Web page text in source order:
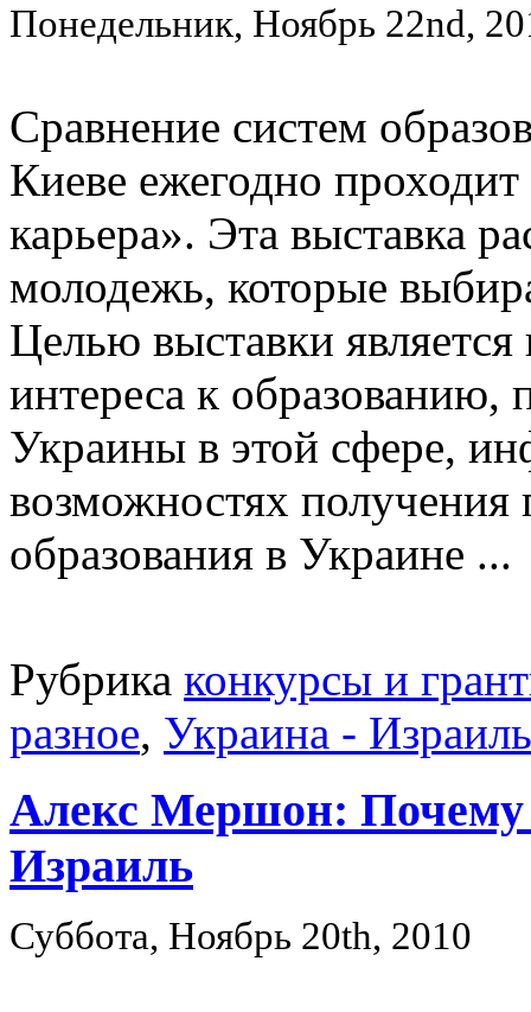
Понедельник, Ноябрь 22nd,
Сравнение систем
Киеве ежегодно
карьера». Эта выставка
молодежь, которые
Целью выставки
интереса к образованию,
Украины в этой сфере,
возможностях получения
образования в Украине ...
Рубрика конкурсы и
разное, Украина - Израиль
Алекс Мершон: Почему
Израиль
Суббота, Ноябрь 20th, 2010